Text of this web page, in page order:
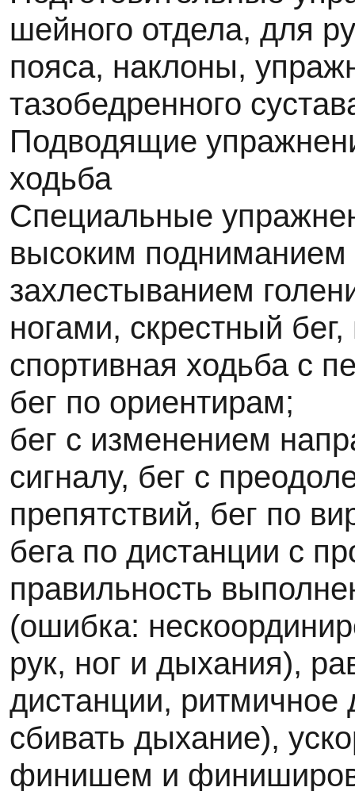
шейного отдела, для
пояса, наклоны,
тазобедренного
Подводящие
ходьба
Специальные
высоким подниманием
захлестыванием
ногами, скрестный бег,
спортивная ходьба с
бег по ориентирам;
бег с изменением
сигналу, бег с
препятствий, бег по
бега по дистанции с
правильность
(ошибка:
рук, ног и дыхания),
дистанции, ритмичное
сбивать дыхание),
финишем и